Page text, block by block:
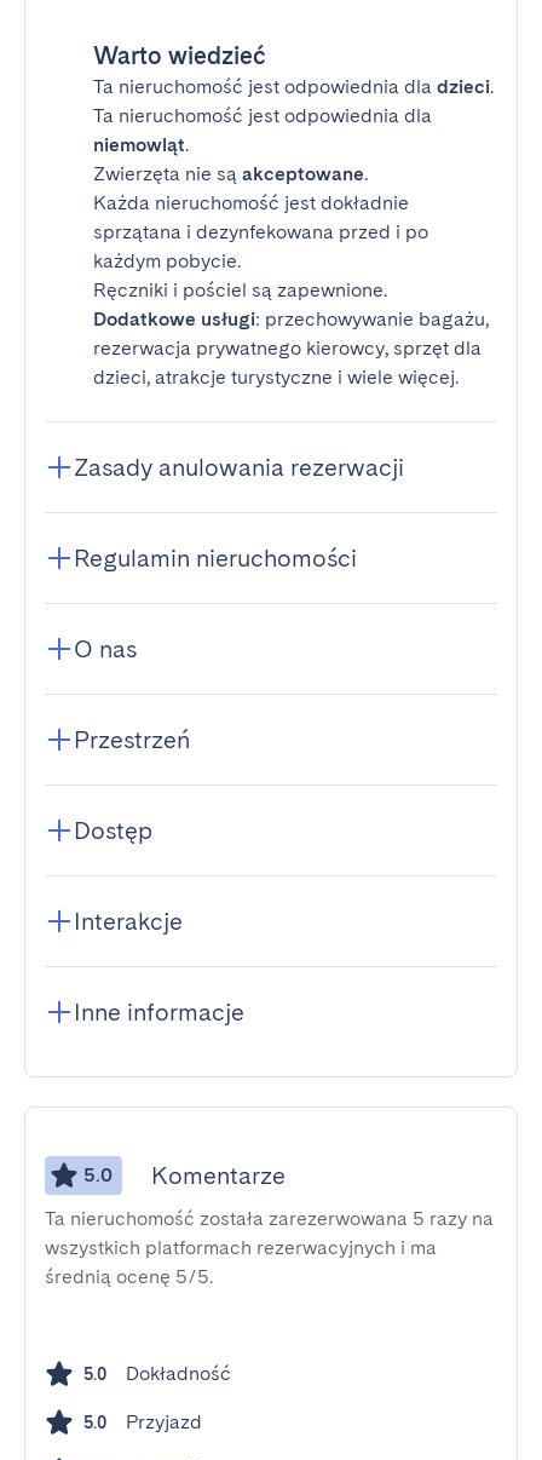
Warto wiedzieć
Ta nieruchomość jest odpowiednia dla dzieci.
Ta nieruchomość jest odpowiednia dla
niemowląt.
Zwierzęta nie są akceptowane.
Każda nieruchomość jest dokładnie
sprzątana i dezynfekowana przed i po
każdym pobycie.
Ręczniki i pościel są zapewnione.
Dodatkowe usługi: przechowywanie bagażu,
rezerwacja prywatnego kierowcy, sprzęt dla
dzieci, atrakcje turystyczne i wiele więcej.
Zasady anulowania rezerwacji
Regulamin nieruchomości
O nas
Przestrzeń
Dostęp
Interakcje
Inne informacje
5.0 Komentarze
Ta nieruchomość została zarezerwowana 5 razy na
wszystkich platformach rezerwacyjnych i ma
średnią ocenę 5/5.
5.0 Dokładność
5.0 Przyjazd